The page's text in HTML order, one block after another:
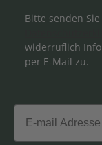
Bitte senden
widerruflich
per E-Mail zu.
Email